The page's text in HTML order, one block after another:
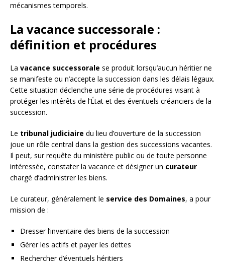
mécanismes temporels.
La vacance successorale :
définition et procédures
La vacance successorale se produit lorsqu’aucun héritier ne
se manifeste ou n’accepte la succession dans les délais légaux.
Cette situation déclenche une série de procédures visant à
protéger les intérêts de l’État et des éventuels créanciers de la
succession.
Le tribunal judiciaire du lieu d’ouverture de la succession
joue un rôle central dans la gestion des successions vacantes.
Il peut, sur requête du ministère public ou de toute personne
intéressée, constater la vacance et désigner un curateur
chargé d’administrer les biens.
Le curateur, généralement le service des Domaines, a pour
mission de :
Dresser l’inventaire des biens de la succession
Gérer les actifs et payer les dettes
Rechercher d’éventuels héritiers